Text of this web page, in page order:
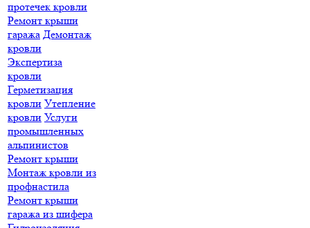
протечек кровли
Ремонт крыши
гаража Демонтаж
кровли
Экспертиза
кровли
Герметизация
кровли Утепление
кровли Услуги
промышленных
альпинистов
Ремонт крыши
Монтаж кровли из
профнастила
Ремонт крыши
гаража из шифера